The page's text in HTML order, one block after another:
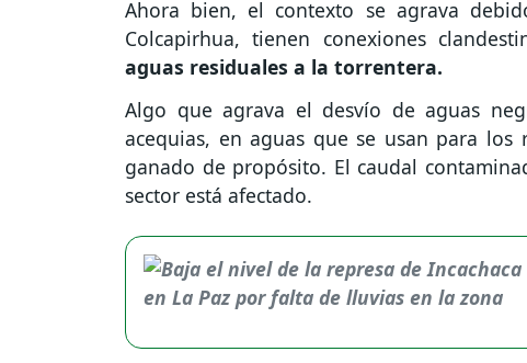
Ahora bien, el contexto se agrava
Colcapirhua, tienen conexiones
aguas residuales a la torrentera.
Algo que agrava el desvío de aguas
acequias, en aguas que se usan para
ganado de propósito. El caudal
sector está afectado.